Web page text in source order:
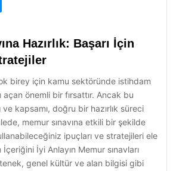
Hazırlık: Başarı İçin
birey için kamu sektöründe istihdam
açan önemli bir fırsattır. Ancak bu
ve kapsamı, doğru bir hazırlık süreci
memur sınavına etkili bir şekilde
ipuçları ve stratejileri ele
İçeriğini İyi Anlayın Memur sınavları
genel kültür ve alan bilgisi gibi